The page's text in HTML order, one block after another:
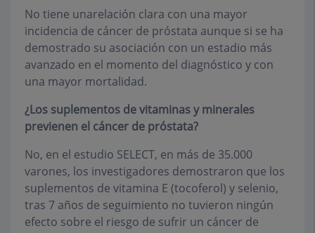
No tiene unarelación clara con una mayor
incidencia de cáncer de próstata aunque si se ha
demostrado su asociación con un estadio más
avanzado en el momento del diagnóstico y con
una mayor mortalidad.
¿Los suplementos de vitaminas y minerales
previenen el cáncer de próstata?
No, en el estudio SELECT, en más de 35.000
varones, los investigadores demostraron que los
suplementos de vitamina E (tocoferol) y selenio,
tras 7 años de seguimiento no tuvieron ningún
efecto sobre el riesgo de sufrir un cáncer de